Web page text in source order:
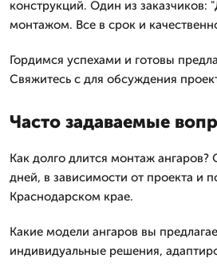
конструкций. Один из заказчиков:
монтажом. Все в срок и
Гордимся успехами и готовы
Свяжитесь с для обсуждения
Часто задаваемые
Как долго длится монтаж
дней, в зависимости от проекта и
Краснодарском крае.
Какие модели ангаров вы
индивидуальные решения,